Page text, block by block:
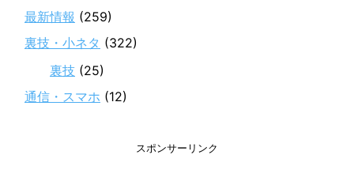
最新情報 (259)
裏技・小ネタ (322)
裏技 (25)
通信・スマホ (12)
スポンサーリンク